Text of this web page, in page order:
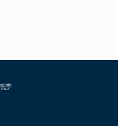
浙江省宁波市江北区大闸南路500号来福士广场办公楼20层2009室浪琴售后服务中心（需提前预约）